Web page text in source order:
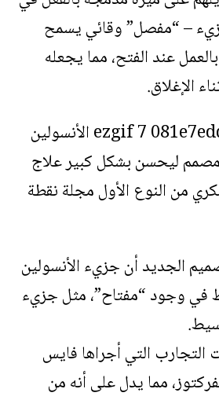
– “مفصل” وقائي يسمح
عند الفتح، مما يجعله
الإغلاق.
الجديد أن جزيء الأنسولين
في وجود “مفتاح”، مثل جزيء
التي أجراها فايس
مما يدل على أنه من